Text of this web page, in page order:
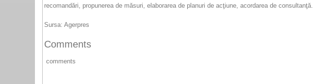
recomandări, propunerea de măsuri, elaborarea de planuri de acţiune, acordarea de consultanţă.
Sursa: Agerpres
Comments
comments